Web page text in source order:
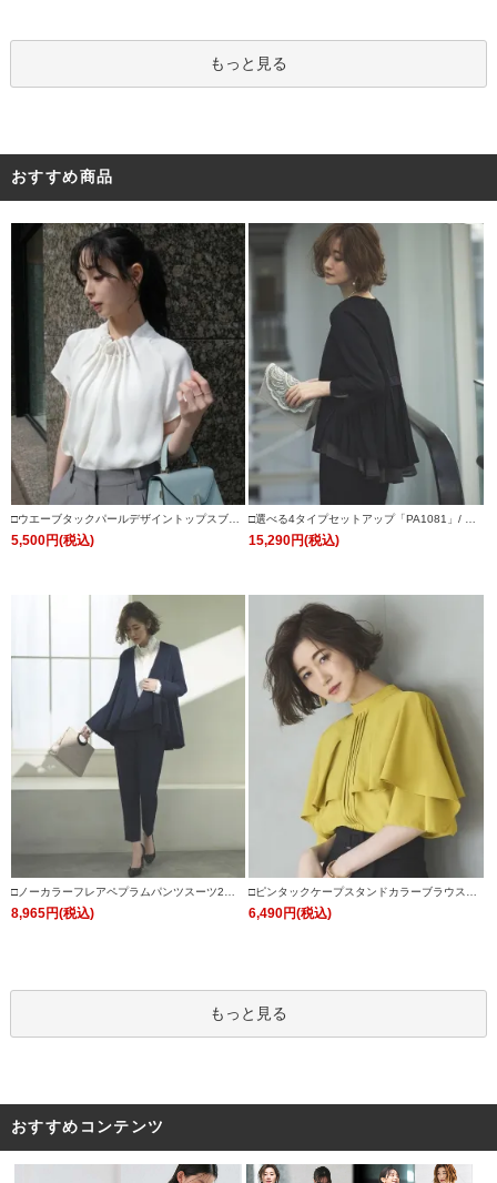
もっと見る
おすすめ商品
□ウエーブタックパールデザイントップスブラ
ウス「T983」/学校行事・通勤・ビジネス・オ
5,500円(税込)
□選べる4タイプセットアップ「PA1081」/ フ
ォーマルセレモニー・入学式(入園式)・卒業式
15,290円(税込)
□ノーカラーフレアペプラムパンツスーツ2点
セット「SU1088」/ フォーマルセレモニー・
8,965円(税込)
□ピンタックケープスタンドカラーブラウス
「T1119」/ 学校行事・通勤・ビジネス・オフ
6,490円(税込)
もっと見る
おすすめコンテンツ